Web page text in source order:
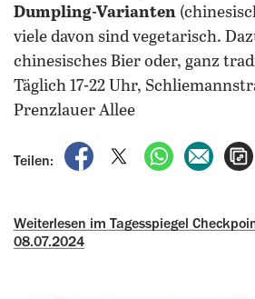
Dumpling-Varianten
viele davon sind vegetarisch.
chinesisches Bier oder, ganz
Täglich 17-22 Uhr,
Prenzlauer Allee
Teilen:
auf Facebook teilen
auf X teilen
per per
Weiterlesen im Tagesspiegel
08.07.2024